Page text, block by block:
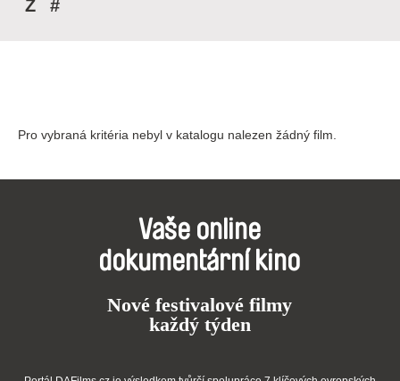
Z
#
Pro vybraná kritéria nebyl v katalogu nalezen žádný film.
Vaše online
dokumentární kino
Nové festivalové filmy
každý týden